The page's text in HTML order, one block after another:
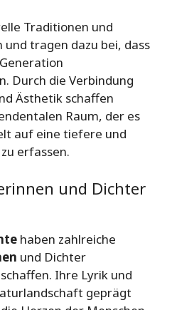
Traditionen und
und tragen dazu bei, dass
Durch die Verbindung
Ästhetik schaffen
Raum, der es
auf eine tiefere und
erfassen.
und Dichter
haben zahlreiche
und Dichter
Ihre Lyrik und
geprägt